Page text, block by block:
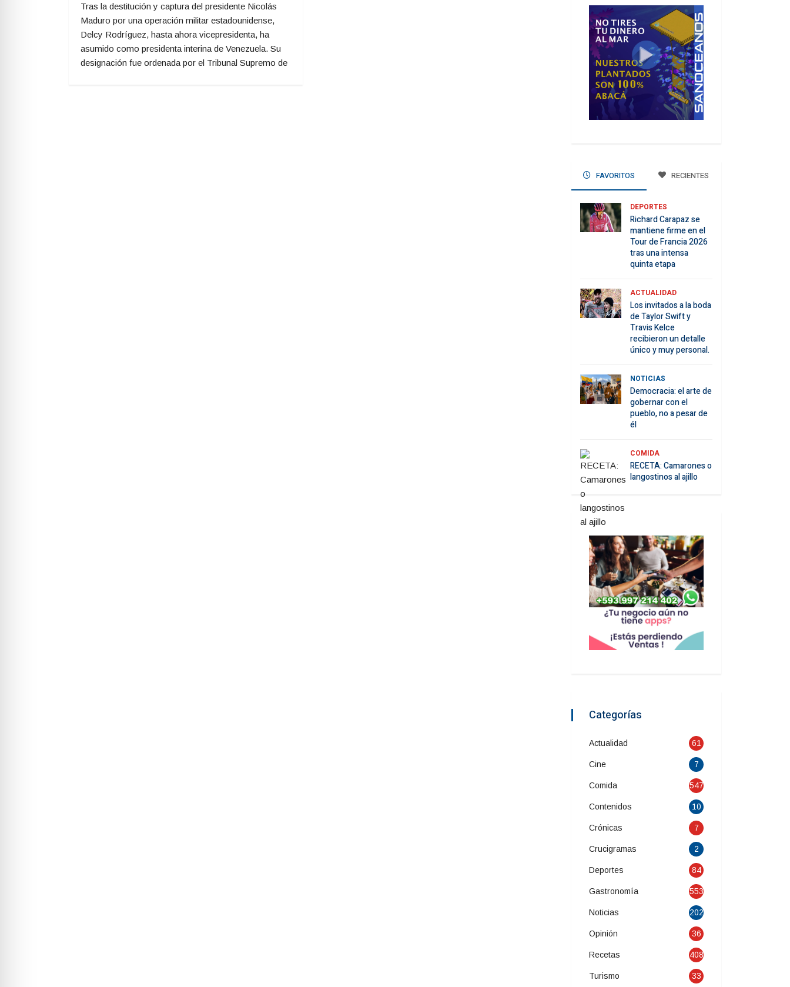
Tras la destitución y captura del presidente Nicolás
Maduro por una operación militar estadounidense,
Delcy Rodríguez, hasta ahora vicepresidenta, ha
asumido como presidenta interina de Venezuela. Su
designación fue ordenada por el Tribunal Supremo de
FAVORITOS RECIENTES
DEPORTES
Richard Carapaz se
mantiene firme en el
Tour de Francia 2026
tras una intensa
quinta etapa
ACTUALIDAD
Los invitados a la boda
de Taylor Swift y
Travis Kelce
recibieron un detalle
único y muy personal.
NOTICIAS
Democracia: el arte de
gobernar con el
pueblo, no a pesar de
él
COMIDA
RECETA: Camarones o
langostinos al ajillo
Categorías
Actualidad 61
Cine 7
Comida 547
Contenidos 10
Crónicas 7
Crucigramas 2
Deportes 84
Gastronomía 553
Noticias 202
Opinión 36
Recetas 408
Turismo 33